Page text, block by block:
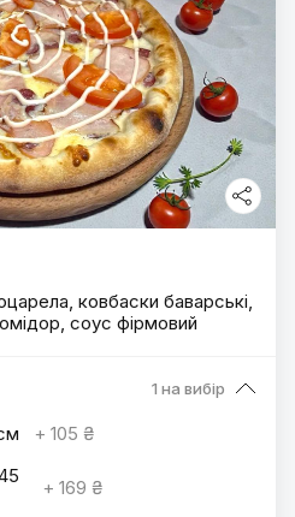
ковбаски баварські,
соус фірмовий
1 на вибір
+ 105 ₴
+ 169 ₴